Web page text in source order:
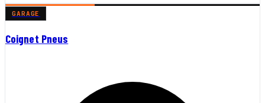
GARAGE
Coignet Pneus